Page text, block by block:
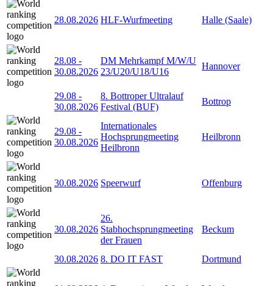
28.08.2026 HLF-Wurfmeeting Halle (Saale)
28.08 -
30.08.2026
DM Mehrkampf M/W/U
23/U20/U18/U16
Hannover
29.08 -
30.08.2026
8. Bottroper Ultralauf
Festival (BUF)
Bottrop
29.08 -
30.08.2026
Internationales
Hochsprungmeeting
Heilbronn
Heilbronn
30.08.2026 Speerwurf Offenburg
30.08.2026
26.
Stabhochsprungmeeting
der Frauen
Beckum
30.08.2026 8. DO IT FAST Dortmund